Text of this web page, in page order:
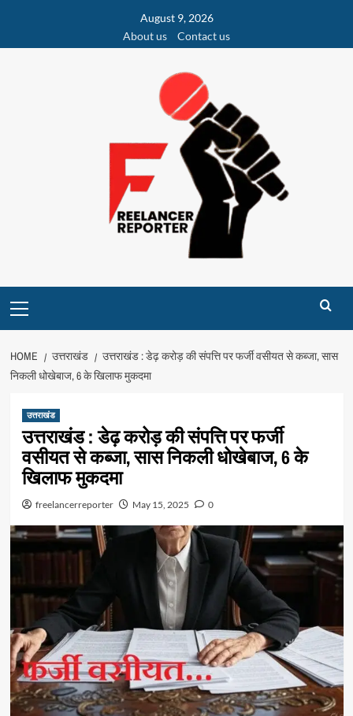
content
August 9, 2026
About us
Contact us
Menu
HOME उत्तराखंड
उत्तराखंड : डेढ़ करोड़ की संपत्ति पर फर्जी वसीयत से कब्जा, सास
निकली धोखेबाज, 6 के खिलाफ मुकदमा
उत्तराखंड
उत्तराखंड : डेढ़ करोड़ की संपत्ति पर फर्जी
वसीयत से कब्जा, सास निकली धोखेबाज, 6 के
खिलाफ मुकदमा
freelancerreporter May 15, 2025 0